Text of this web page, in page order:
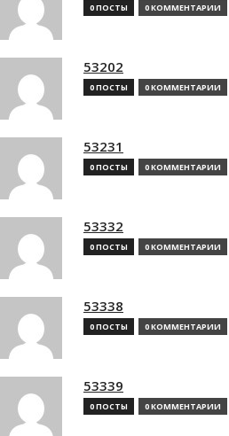
0 ПОСТЫ 0 КОММЕНТАРИИ
53202
0 ПОСТЫ 0 КОММЕНТАРИИ
53231
0 ПОСТЫ 0 КОММЕНТАРИИ
53332
0 ПОСТЫ 0 КОММЕНТАРИИ
53338
0 ПОСТЫ 0 КОММЕНТАРИИ
53339
0 ПОСТЫ 0 КОММЕНТАРИИ